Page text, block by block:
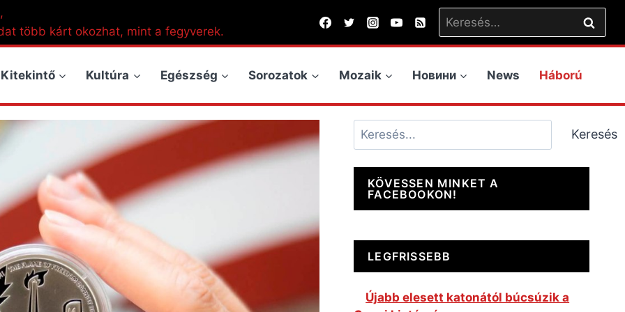
több kárt okozhat, mint a fegyverek.
Keresés:
Kitekintő Kultúra Egészség Sorozatok Mozaik Новини News Háború
Keresés Keresés
KÖVESSEN MINKET A
FACEBOOKON!
LEGFRISSEBB
Újabb elesett katonától búcsúzik a